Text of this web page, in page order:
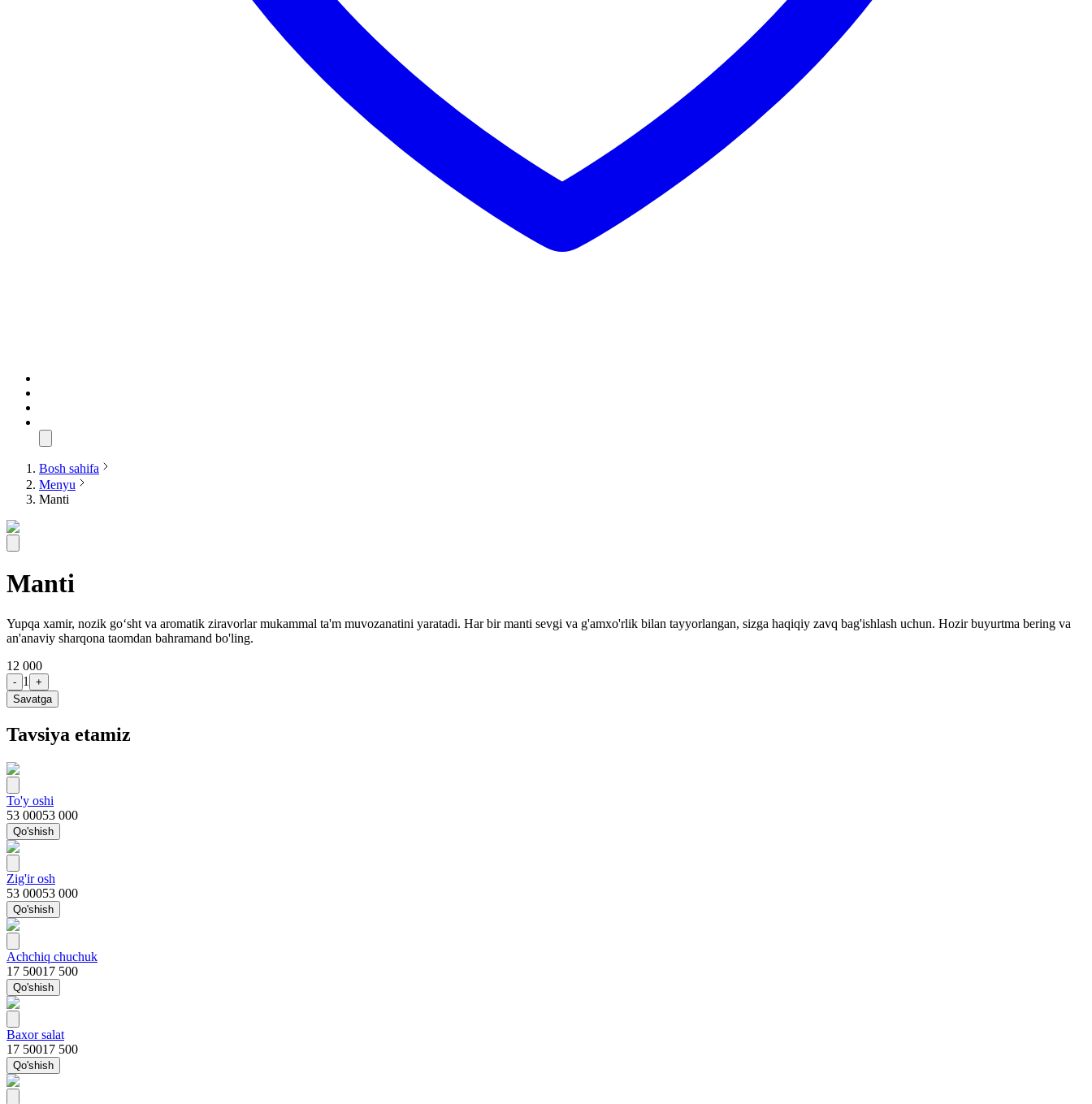
Bosh sahifa
Menyu
Manti
Manti
Yupqa xamir, nozik go‘sht va aromatik ziravorlar mukammal ta'm muvozanatini yaratadi. Har bir manti sevgi va g'amxo'rlik bilan tayyorlangan, sizga haqiqiy zavq bag'ishlash uchun. Hozir buyurtma bering va
an'anaviy sharqona taomdan bahramand bo'ling.
12 000
- 1
+
Savatga
Tavsiya etamiz
To'y oshi
53 00053 000
Qo'shish
Zig'ir osh
53 00053 000
Qo'shish
Achchiq chuchuk
17 50017 500
Qo'shish
Baxor salat
17 50017 500
Qo'shish